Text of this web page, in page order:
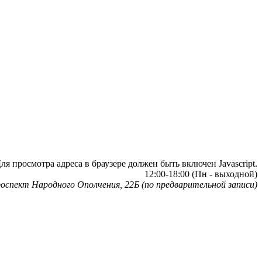
адреса в браузере должен быть включен Javascript.
12:00-18:00 (Пн - выходной)
Народного Ополчения, 22Б (по предварительной записи)